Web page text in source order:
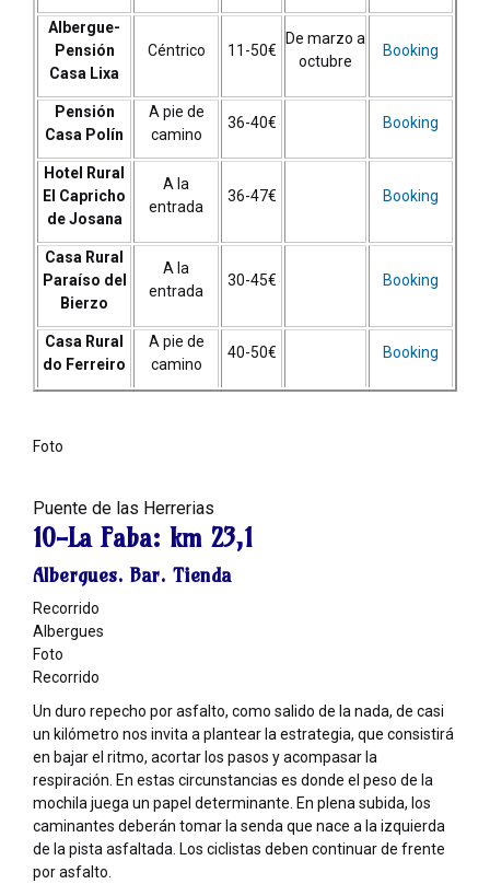
Albergue-
Pensión
Casa Lixa
Céntrico 11-50€
De marzo a
octubre
Booking
Pensión
Casa Polín
A pie de
camino
36-40€ Booking
Hotel Rural
El Capricho
de Josana
A la
entrada
36-47€ Booking
Casa Rural
Paraíso del
Bierzo
A la
entrada
30-45€ Booking
Casa Rural
do Ferreiro
A pie de
camino
40-50€ Booking
Foto
Puente de las Herrerias
10-La Faba: km 23,1
Albergues. Bar. Tienda
Recorrido
Albergues
Foto
Recorrido
Un duro repecho por asfalto, como salido de la nada, de casi
un kilómetro nos invita a plantear la estrategia, que consistirá
en bajar el ritmo, acortar los pasos y acompasar la
respiración. En estas circunstancias es donde el peso de la
mochila juega un papel determinante. En plena subida, los
caminantes deberán tomar la senda que nace a la izquierda
de la pista asfaltada. Los ciclistas deben continuar de frente
por asfalto.